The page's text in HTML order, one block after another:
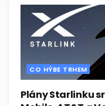
CO HÝBE TRHEM
Plány Starlinku